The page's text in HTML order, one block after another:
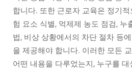
합니다. 또한 근로자 교육은 정기
험 요소 식별, 억제제 농도 점검, 누
법, 비상 상황에서의 차단 절차 등
을 제공해야 합니다. 이러한 모든
어떤 내용을 다루었는지, 누구를